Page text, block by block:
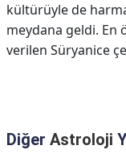
kültürüyle de
meydana geldi. En
verilen Süryanice
Diğer Astroloji